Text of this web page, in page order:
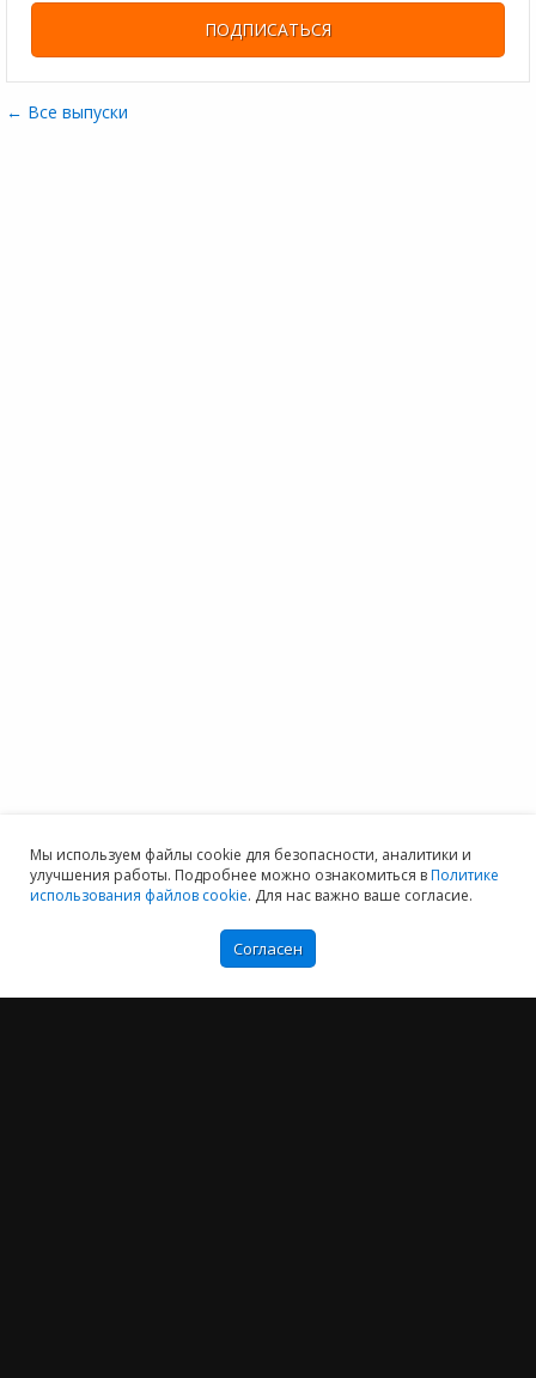
ПОДПИСАТЬСЯ
← Все выпуски
Мы используем файлы cookie для безопасности, аналитики и
улучшения работы. Подробнее можно ознакомиться вПолитике
использования файлов cookie. Для нас важно ваше согласие.
Согласен